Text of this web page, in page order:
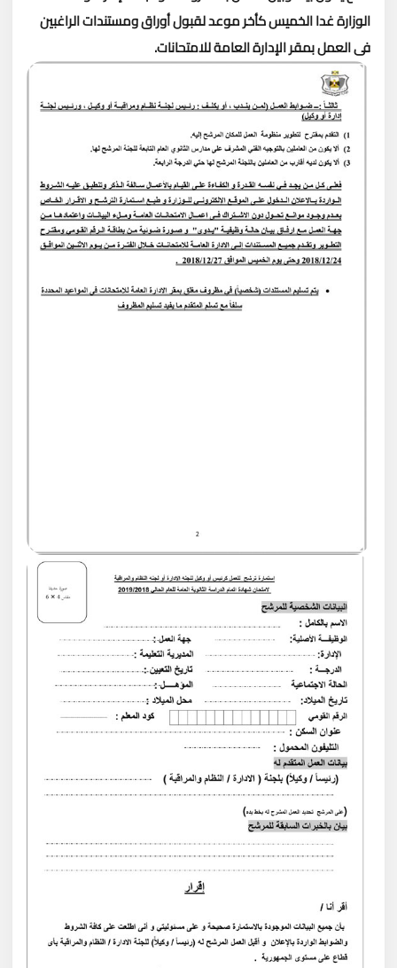
الوزارة غدا الخميس كأخر موعد لقبول أوراق ومستندات الراغبين
فى العمل بمقر الإدارة العامة للامتحانات.